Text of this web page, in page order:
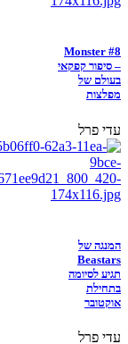
Monster #8
– סיפור קפקאי
בעולם של
מפלצות
עדי פרל
המנגה של
Beastars
תגיע לסיומה
בתחילת
אוקטובר
עדי פרל